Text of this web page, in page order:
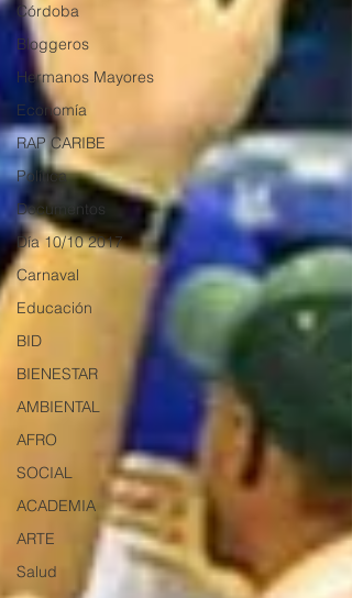
Córdoba
Bloggeros
Hermanos Mayores
Economía
RAP CARIBE
Política
Documentos
Día 10/10 2017
Carnaval
Educación
BID
BIENESTAR
AMBIENTAL
AFRO
SOCIAL
ACADEMIA
ARTE
Salud